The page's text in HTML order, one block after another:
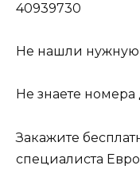
40939730
Не нашли нужную
Не знаете номера
Закажите
специалиста